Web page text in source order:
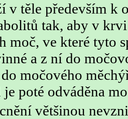
v těle především k
tak, aby v
moč, ve které tyto
a z ní do
močového
je poté odváděna
většinou